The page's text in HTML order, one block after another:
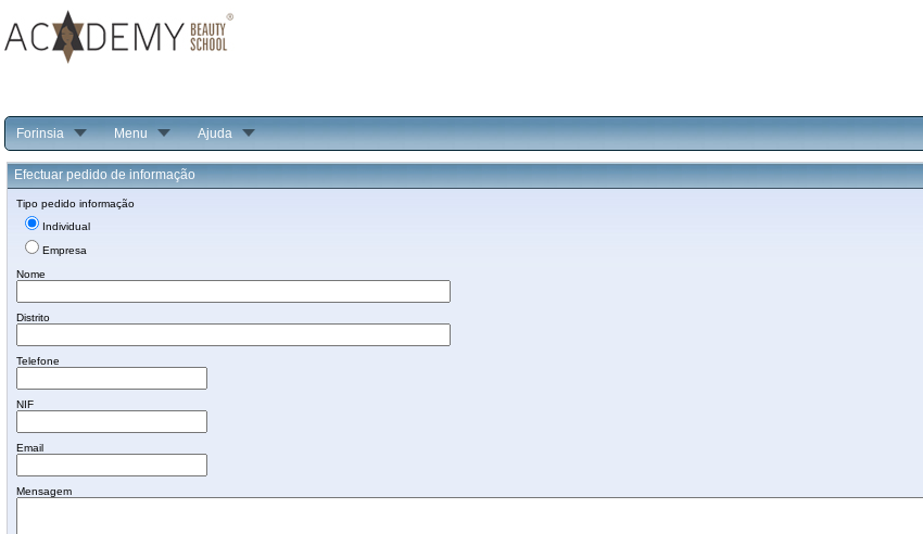
Forinsia Menu Ajuda
Efectuar pedido de informação
Tipo pedido informação
Individual
Empresa
Nome
Distrito
Telefone
NIF
Email
Mensagem